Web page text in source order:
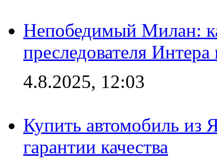
Непобедимый Милан:
преследователя
4.8.2025, 12:03
Купить автомобиль из
гарантии качества